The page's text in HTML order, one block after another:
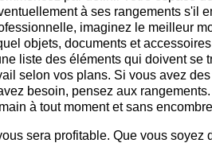
à ses rangements s'il
imaginez le meilleur
objets, documents et
liste des éléments qui doivent se
selon vos plans. Si vous avez
besoin, pensez aux
à tout moment et sans
sera profitable. Que vous soyez